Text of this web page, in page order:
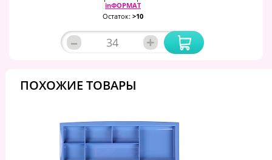
inФОРМАТ
Остаток: >10
– +
ПОХОЖИЕ ТОВАРЫ